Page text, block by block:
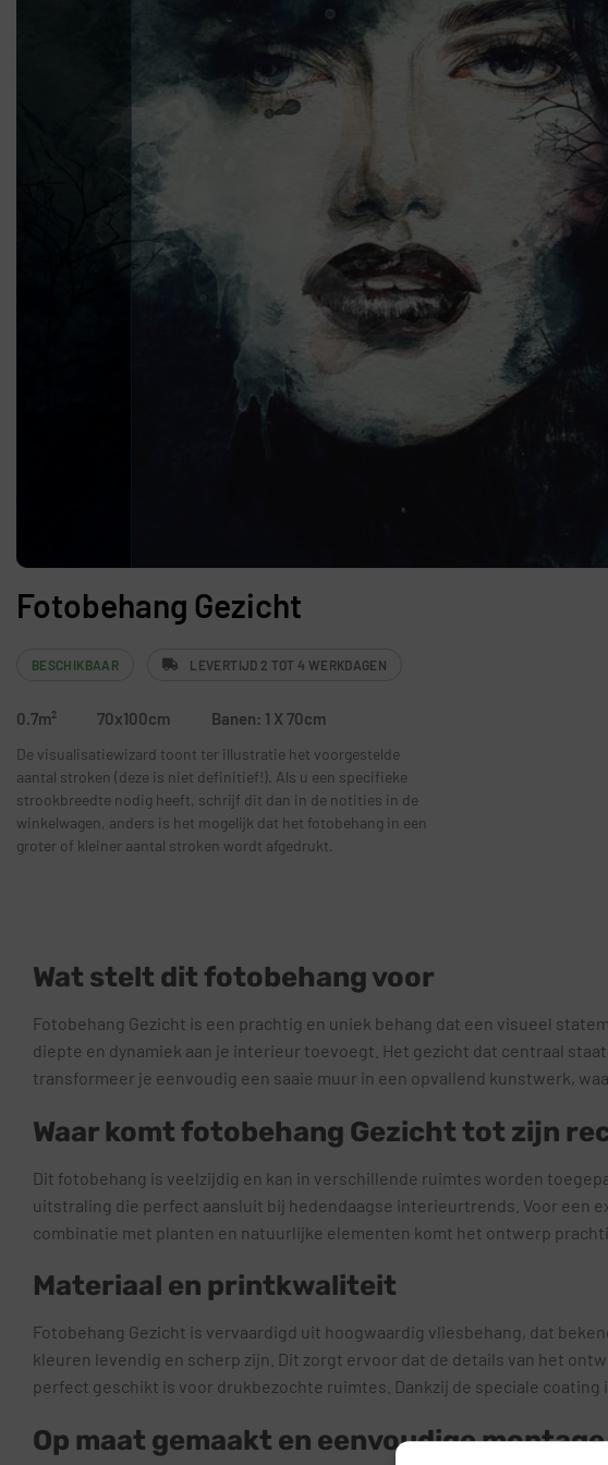
Fotobehang Gezicht
BESCHIKBAAR LEVERTIJD 2 TOT 4 WERKDAGEN
0.7m² 70x100cm Banen: 1 X 70cm
De visualisatiewizard toont ter illustratie het voorgestelde
aantal stroken (deze is niet definitief!). Als u een specifieke
strookbreedte nodig heeft, schrijf dit dan in de notities in de
winkelwagen, anders is het mogelijk dat het fotobehang in een
groter of kleiner aantal stroken wordt afgedrukt.
Wat stelt dit fotobehang voor
Fotobehang Gezicht is een prachtig en uniek behang dat een visueel
diepte en dynamiek aan je interieur toevoegt. Het gezicht dat centraal
transformeer je eenvoudig een saaie muur in een opvallend kunstwerk,
Waar komt fotobehang Gezicht tot zijn
Dit fotobehang is veelzijdig en kan in verschillende ruimtes worden
uitstraling die perfect aansluit bij hedendaagse interieurtrends. Voor een
combinatie met planten en natuurlijke elementen komt het ontwerp
Materiaal en printkwaliteit
Fotobehang Gezicht is vervaardigd uit hoogwaardig vliesbehang, dat
kleuren levendig en scherp zijn. Dit zorgt ervoor dat de details van het
perfect geschikt is voor drukbezochte ruimtes. Dankzij de speciale
Op maat gemaakt en eenvoudige montage